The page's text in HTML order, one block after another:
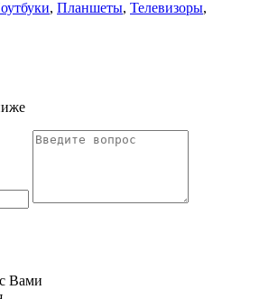
, Планшеты, Телевизоры,
Вами